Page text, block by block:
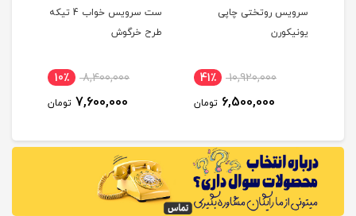
سرویس روتختی چاپی
یونیکورن
10,920,000 41٪
6,500,000 تومان
ست سرویس خواب 4 تیکه
طرح خرگوش
8,400,000 10٪
7,600,000 تومان